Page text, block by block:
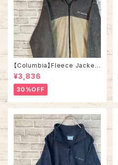
【Columbia】Fleece Jacket
L相当 コロンビア ツートン フリ
ース ジャケット ワンポイントロ
ゴ 刺繍ロゴ マルチカラー グレ
ー ベージュ ツートーン アメリカ
USA 古着
¥3,836
30%OFF